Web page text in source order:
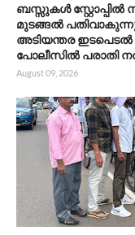
ബസ്സുകൾ സ്റ്റോപ്പിൽ
മുടങ്ങൽ
അടിയന്തര ഇടപെടൽ
പോലീസിൽ പരാതി
August 09, 2026